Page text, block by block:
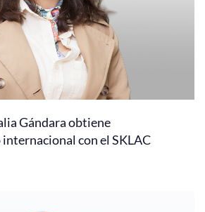
Gándara obtiene
con el SKLAC